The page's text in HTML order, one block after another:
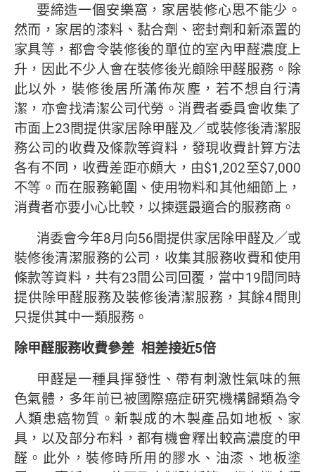
要締造一個安樂窩，家居裝修心思不能少。
然而，家居的漆料、黏合劑、密封劑和新添置的
家具等，都會令裝修後的單位的室內甲醛濃度上
升，因此不少人會在裝修後光顧除甲醛服務。除
此以外，裝修後居所滿佈灰塵，若不想自行清
潔，亦會找清潔公司代勞。消費者委員會收集了
市面上23間提供家居除甲醛及／或裝修後清潔服
務公司的收費及條款等資料，發現收費計算方法
各有不同，收費差距亦頗大，由$1,202至$7,000
不等。而在服務範圍、使用物料和其他細節上，
消費者亦要小心比較，以揀選最適合的服務商。
消委會今年8月向56間提供家居除甲醛及／或
裝修後清潔服務的公司，收集其服務收費和使用
條款等資料，共有23間公司回覆，當中19間同時
提供除甲醛服務及裝修後清潔服務，其餘4間則
只提供其中一類服務。
除甲醛服務收費參差 相差接近5倍
甲醛是一種具揮發性、帶有刺激性氣味的無
色氣體，多年前已被國際癌症研究機構歸類為令
人類患癌物質。新製成的木製產品如地板、家
具，以及部分布料，都有機會釋出較高濃度的甲
醛。此外，裝修時所用的膠水、油漆、地板塗